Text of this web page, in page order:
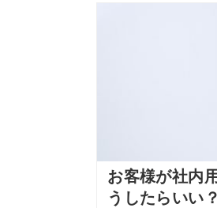
お客様が社内
うしたらいい？